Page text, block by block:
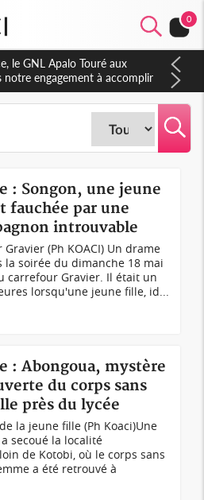
0
constitutionnelle en
un exclu d'avance
: Songon, une jeune
par une
introuvable
(Ph KOACI) Un drame
la soirée du dimanche 18 mai
carrefour Gravier. Il était un
lorsqu'une jeune fille, id...
: Abongoua, mystère
du corps sans
près du lycée
la jeune fille (Ph Koaci)Une
secoué la localité
de Kotobi, où le corps sans
a été retrouvé à